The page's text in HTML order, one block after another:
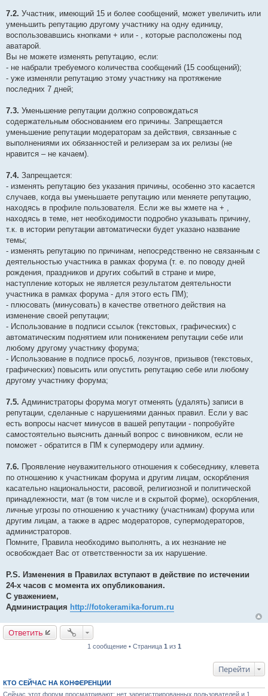
7.2. Участник, имеющий 15 и более сообщений, может увеличить или
уменьшить репутацию другому участнику на одну единицу,
воспользовавшись кнопками + или - , которые расположены под
аватарой.
Вы не можете изменять репутацию, если:
- не набрали требуемого количества сообщений (15 сообщений);
- уже изменяли репутацию этому участнику на протяжение
последних 7 дней;
7.3. Уменьшение репутации должно сопровождаться
содержательным обоснованием его причины. Запрещается
уменьшение репутации модераторам за действия, связанные с
выполнениями их обязанностей и релизерам за их релизы (не
нравится – не качаем).
7.4. Запрещается:
- изменять репутацию без указания причины, особенно это касается
случаев, когда вы уменьшаете репутацию или меняете репутацию,
находясь в профиле пользователя. Если же вы жмете на + ,
находясь в теме, нет необходимости подробно указывать причину,
т.к. в истории репутации автоматически будет указано название
темы;
- изменять репутацию по причинам, непосредственно не связанным с
деятельностью участника в рамках форума (т. е. по поводу дней
рождения, праздников и других событий в стране и мире,
наступление которых не является результатом деятельности
участника в рамках форума - для этого есть ПМ);
- плюсовать (минусовать) в качестве ответного действия на
изменение своей репутации;
- Использование в подписи ссылок (текстовых, графических) с
автоматическим поднятием или понижением репутации себе или
любому другому участнику форума;
- Использование в подписе просьб, лозунгов, призывов (текстовых,
графических) повысить или опустить репутацию себе или любому
другому участнику форума;
7.5. Администраторы форума могут отменять (удалять) записи в
репутации, сделанные с нарушениями данных правил. Если у вас
есть вопросы насчет минусов в вашей репутации - попробуйте
самостоятельно выяснить данный вопрос с виновником, если не
поможет - обратится в ПМ к супермодеру или админу.
7.6. Проявление неуважительного отношения к собеседнику, клевета
по отношению к участникам форума и другим лицам, оскорбления
касательно национальности, расовой, религиозной и политической
принадлежности, мат (в том числе и в скрытой форме), оскорбления,
личные угрозы по отношению к участнику (участникам) форума или
другим лицам, а также в адрес модераторов, супермодераторов,
администраторов.
Помните, Правила необходимо выполнять, а их незнание не
освобождает Вас от ответственности за их нарушение.
P.S. Изменения в Правилах вступают в действие по истечении
24-х часов с момента их опубликования.
С уважением,
Администрация http://fotokeramika-forum.ru
Ответить
1 сообщение • Страница 1 из 1
Перейти
КТО СЕЙЧАС НА КОНФЕРЕНЦИИ
Сейчас этот форум просматривают: нет зарегистрированных пользователей и 1